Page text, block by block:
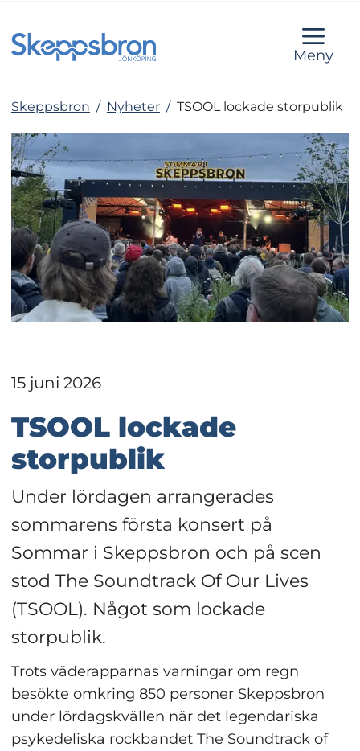
Meny
Skeppsbron / Nyheter / TSOOL lockade storpublik
15 juni 2026
TSOOL lockade
storpublik
Under lördagen arrangerades
sommarens första konsert på
Sommar i Skeppsbron och på scen
stod The Soundtrack Of Our Lives
(TSOOL). Något som lockade
storpublik.
Trots väderapparnas varningar om regn
besökte omkring 850 personer Skeppsbron
under lördagskvällen när det legendariska
psykedeliska rockbandet The Soundtrack of